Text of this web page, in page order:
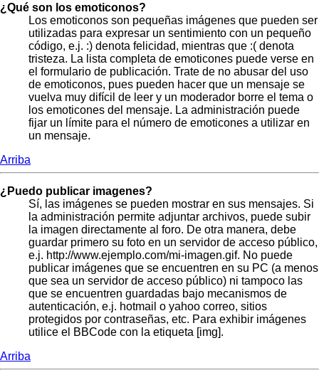
¿Qué son los emoticonos?
Los emoticonos son pequeñas imágenes que pueden ser
utilizadas para expresar un sentimiento con un pequeño
código, e.j. :) denota felicidad, mientras que :( denota
tristeza. La lista completa de emoticones puede verse en
el formulario de publicación. Trate de no abusar del uso
de emoticonos, pues pueden hacer que un mensaje se
vuelva muy difícil de leer y un moderador borre el tema o
los emoticones del mensaje. La administración puede
fijar un límite para el número de emoticones a utilizar en
un mensaje.
Arriba
¿Puedo publicar imagenes?
Sí, las imágenes se pueden mostrar en sus mensajes. Si
la administración permite adjuntar archivos, puede subir
la imagen directamente al foro. De otra manera, debe
guardar primero su foto en un servidor de acceso público,
e.j. http://www.ejemplo.com/mi-imagen.gif. No puede
publicar imágenes que se encuentren en su PC (a menos
que sea un servidor de acceso público) ni tampoco las
que se encuentren guardadas bajo mecanismos de
autenticación, e.j. hotmail o yahoo correo, sitios
protegidos por contraseñas, etc. Para exhibir imágenes
utilice el BBCode con la etiqueta [img].
Arriba